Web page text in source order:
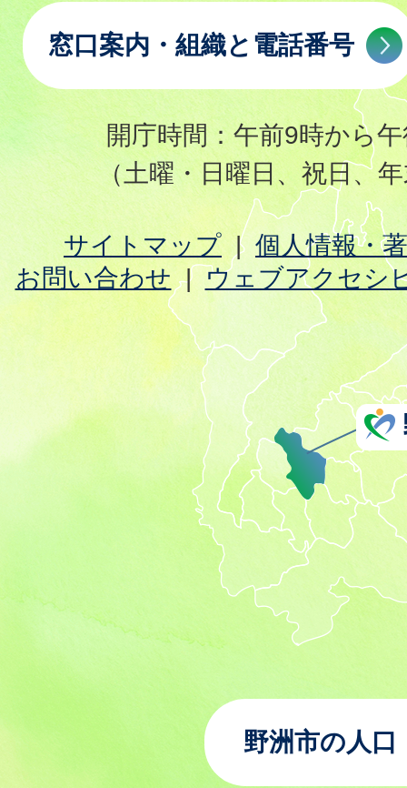
窓口案内・組織と電話番号
開庁時間：午前9時から
（土曜・日曜日、祝日、
サイトマップ
個人情報・
お問い合わせ
ウェブアクセシ
野洲市の人口